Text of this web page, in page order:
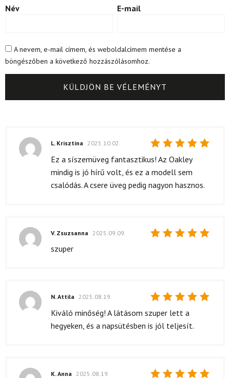
Név E-mail
A nevem, e-mail címem, és weboldalcímem mentése a
böngészőben a következő hozzászólásomhoz.
Értékelés:
L. Krisztina 2025.10.02.
Ez a síszemüveg fantasztikus! Az Oakley
mindig is jó hírű volt, és ez a modell sem
csalódás. A csere üveg pedig nagyon hasznos.
V. Zsuzsanna 2025.09.09.
szuper
Értékelés:
5
N. Attila 2025.08.19.
Kiváló minőség! A látásom szuper lett a
hegyeken, és a napsütésben is jól teljesít.
K. Anna 2025.08.19.